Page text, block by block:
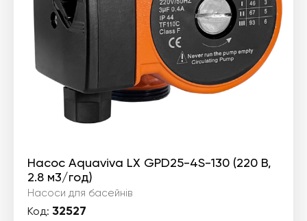
Насос Aquaviva LX GPD25-4S-130 (220 В,
2.8 м3/год)
Насоси для басейнів
Код: 32527